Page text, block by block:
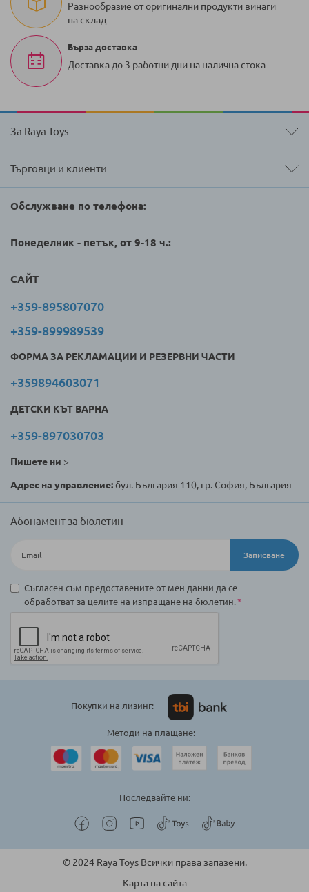
Разнообразие от оригинални продукти винаги
на склад
Бърза доставка
Доставка до 3 работни дни на налична стока
За Raya Toys
Търговци и клиенти
Обслужване по телефона:
Понеделник - петък, от 9-18 ч.:
САЙТ
+359-895807070
+359-899989539
ФОРМА ЗА РЕКЛАМАЦИИ И РЕЗЕРВНИ ЧАСТИ
+359894603071
ДЕТСКИ КЪТ ВАРНА
+359-897030703
Пишете ни >
Адрес на управление:бул. България 110, гр. София, България
Абонамент за бюлетин
Записване
Съгласен съм предоставените от мен данни да се
обработват за целите на изпращане на бюлетин.
Покупки на лизинг:
Методи на плащане:
Последвайте ни:
© 2024 Raya Toys Всички права запазени.
Карта на сайта